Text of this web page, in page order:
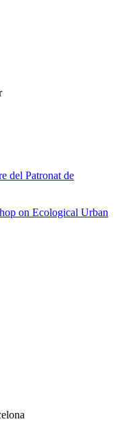
del Patronat de
on Ecological Urban